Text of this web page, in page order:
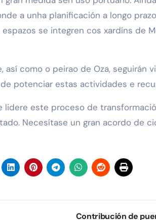
a unha planificación a longo
se integren cos xardíns de
así como o peirao de Oza,
potenciar estas actividades e
este proceso de
Necesítase un gran acordo de
Contribución de